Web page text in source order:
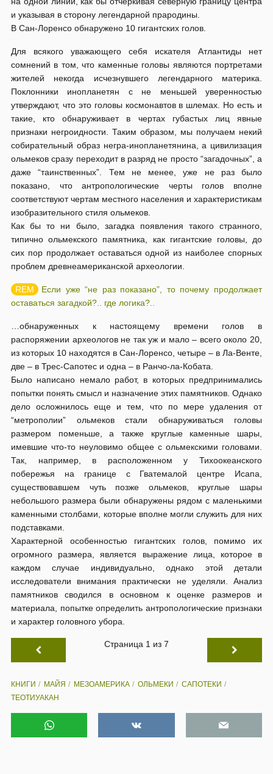
и указывая в сторону легендарной прародины.
В Сан-Лоренсо обнаружено 10 гигантских голов.
Для всякого уважающего себя искателя Атлантиды нет
сомнений в том, что каменные головы являются портретами
жителей некогда исчезнувшего легендарного материка.
Поклонники инопланетян с не меньшей уверенностью
утверждают, что это головы космонавтов в шлемах. Но есть и
такие, кто обнаруживает в чертах губастых лиц явные
признаки негроидности. Таким образом, мы получаем некий
собирательный образ негра-инопланетянина, а цивилизация
ольмеков сразу переходит в разряд не просто “загадочных”, а
даже “таинственных”. Тем не менее, уже не раз было
показано, что антропологические черты голов вполне
соответствуют чертам местного населения и характеристикам
изобразительного стиля ольмеков.
Как бы то ни было, загадка появления такого странного,
типично ольмекского памятника, как гигантские головы, до
сих пор продолжает оставаться одной из наиболее спорных
проблем древнеамериканской археологии.
Если уже “не раз показано”, то почему продолжает
оставаться загадкой?.. где логика?..
…обнаруженных к настоящему времени голов в
распоряжении археологов не так уж и мало – всего около 20,
из которых 10 находятся в Сан-Лоренсо, четыре – в Ла-Венте,
две – в Трес-Сапотес и одна – в Ранчо-ла-Кобата.
Было написано немало работ, в которых предпринимались
попытки понять смысл и назначение этих памятников. Однако
дело осложнилось еще и тем, что по мере удаления от
“метрополии” ольмеков стали обнаруживаться головы
размером поменьше, а также круглые каменные шары,
имевшие что-то неуловимо общее с ольмекскими головами.
Так, например, в расположенном у Тихоокеанского
побережья на границе с Гватемалой центре Исапа,
существовавшем чуть позже ольмеков, круглые шары
небольшого размера были обнаружены рядом с маленькими
каменными столбами, которые вполне могли служить для них
подставками.
Характерной особенностью гигантских голов, помимо их
огромного размера, является выражение лица, которое в
каждом случае индивидуально, однако этой детали
исследователи внимания практически не уделяли. Анализ
памятников сводился в основном к оценке размеров и
материала, попытке определить антропологические признаки
и характер головного убора.
Страница 1 из 7
КНИГИ МАЙЯ МЕЗОАМЕРИКА ОЛЬМЕКИ
САПОТЕКИ
ТЕОТИУАКАН